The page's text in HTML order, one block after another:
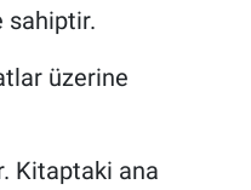
sahiptir.
üzerine
Kitaptaki ana